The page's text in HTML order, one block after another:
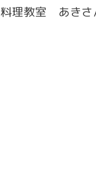
料理教室 あきさ